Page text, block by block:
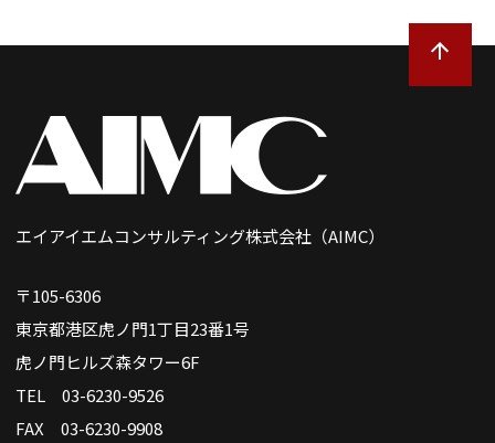
エイアイエムコンサルティング株式会社（AIMC）
〒105-6306
東京都港区虎ノ門1丁目23番1号
虎ノ門ヒルズ森タワー6F
TEL 03-6230-9526
FAX 03-6230-9908